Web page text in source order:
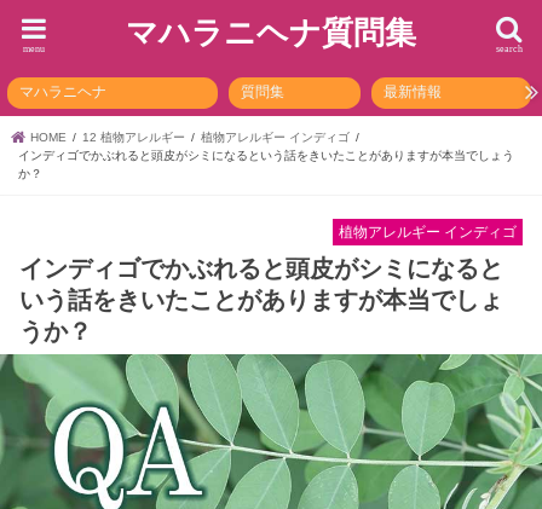
マハラニヘナ質問集 search
menu
マハラニヘナ 質問集 最新情報
HOME 12 植物アレルギー
植物アレルギー インディゴ
インディゴでかぶれると頭皮がシミになるという話をきいたことがありますが本当でしょう
か？
植物アレルギー インディゴ
インディゴでかぶれると頭皮がシミになると
いう話をきいたことがありますが本当でしょ
うか？